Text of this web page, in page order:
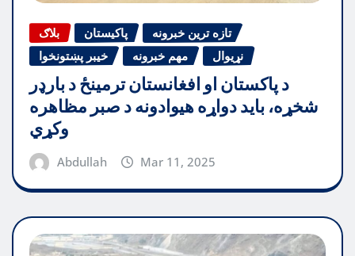
بلاګ پاکیستان
تازه ترین خبرونه
خیبر پښتونخوا
مهم خبرونه نړیوال
د پاکستان او افغانستان ترمینځ د بارډر
شخړه، باید دواړه هیوادونه د صبر مظاهره
وکړي
Abdullah Mar 11, 2025